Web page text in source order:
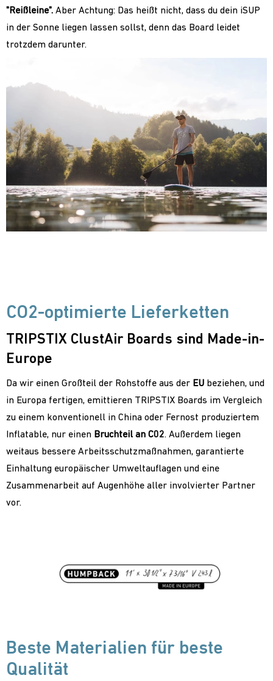
"Reißleine". Aber Achtung: Das heißt nicht, dass du dein iSUP
in der Sonne liegen lassen sollst, denn das Board leidet
trotzdem darunter.
CO2-optimierte Lieferketten
TRIPSTIX ClustAir Boards sind Made-in-
Europe
Da wir einen Großteil der Rohstoffe aus der EU beziehen, und
in Europa fertigen, emittieren TRIPSTIX Boards im Vergleich
zu einem konventionell in China oder Fernost produziertem
Inflatable, nur einen Bruchteil an C02. Außerdem liegen
weitaus bessere Arbeitsschutzmaßnahmen, garantierte
Einhaltung europäischer Umweltauflagen und eine
Zusammenarbeit auf Augenhöhe aller involvierter Partner
vor.
Beste Materialien für beste
Qualität